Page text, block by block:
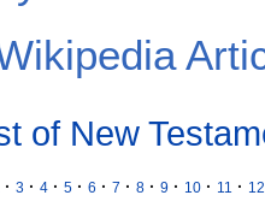
of New
· 3 · 4 · 5 · 6 · 7 · 8 · 9 · 10 · 11 · 12